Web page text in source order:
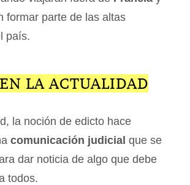
formar parte de las altas
país.
LA ACTUALIDAD
la noción de edicto hace
comunicación judicial que se
dar noticia de algo que debe
todos.